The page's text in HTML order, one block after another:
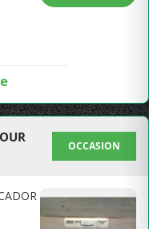
OCCASION